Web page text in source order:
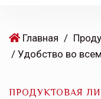
Главная /
ПРОДУКТОВАЯ